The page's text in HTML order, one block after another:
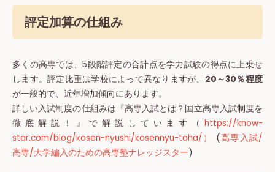
評定加算の仕組み
多くの高専では、5段階評定の合計点を学力試験の得点に上乗せ
します。評定比重は学校によって異なりますが、 20～30％程度
が一般的で、近年増加傾向にあります。
詳しい入試制度の仕組みは『高専入試とは？国立高専入試制度を
徹底解説！』で解説しています（ https://know-
star.com/blog/kosen-nyushi/kosennyu-toha/）
(高専入試/
高専/大学編入のための高専塾ナレッジスター)